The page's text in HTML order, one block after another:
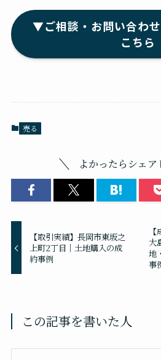
▼ご相談・お問い合わ
こちら
売る
よかったらシェア
【取引実績】長岡市東坂之
上町2丁目｜土地購入の成
約事例
大
地
事
この記事を書いた人